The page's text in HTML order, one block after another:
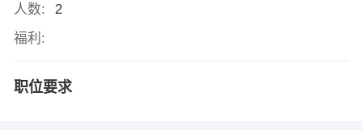
人数:
2
福利:
职位要求